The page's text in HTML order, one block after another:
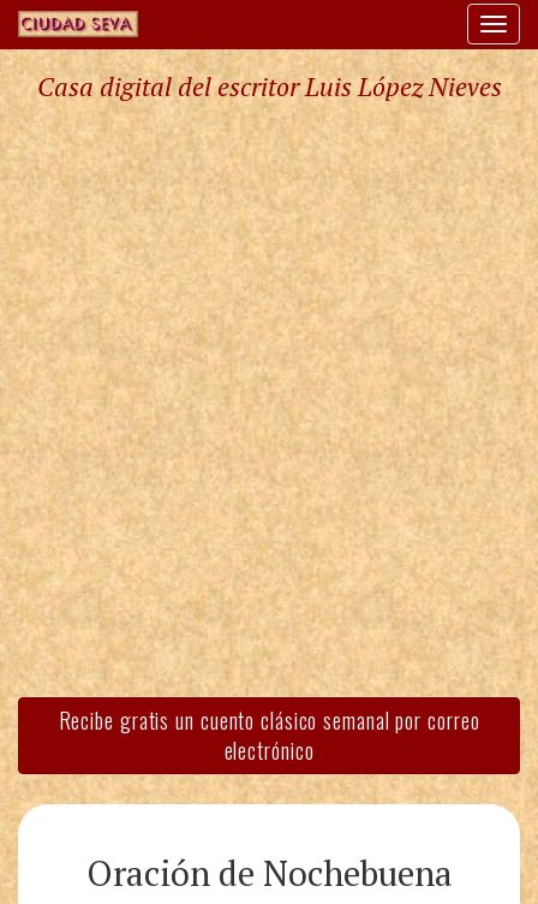
Casa digital del escritor Luis López Nieves
Recibe gratis un cuento clásico semanal por correo
electrónico
Oración de Nochebuena